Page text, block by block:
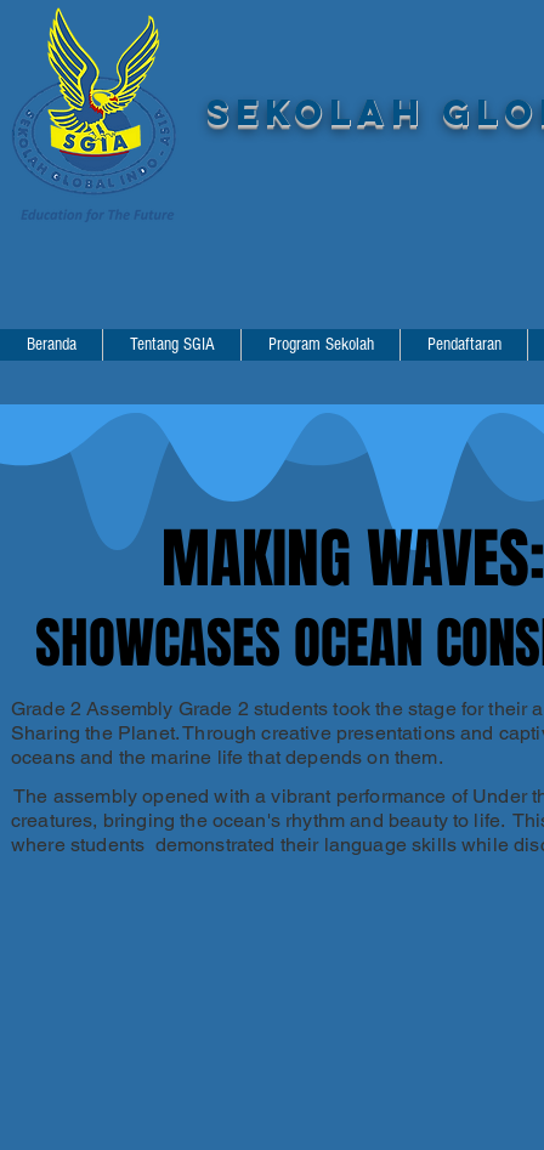
SEKOLAH
Beranda Tentang SGIA Program Sekolah Pendaftaran
MAKING
MAKING
SHOWCASES OCEAN
SHOWCASES OCEAN
Grade 2 Assembly Grade 2 students took the stage for
Sharing the Planet. Through creative presentations and
oceans and the marine life that depends on them.
The assembly opened with a vibrant performance of Under
creatures, bringing the ocean's rhythm and beauty to life.
where students demonstrated their language skills while